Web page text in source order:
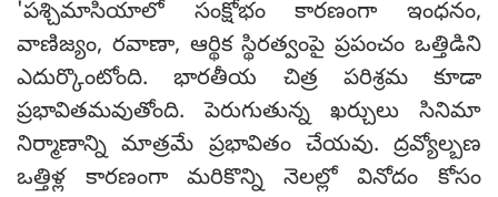
'పశ్చిమాసియాలో సంక్షోభం కారణంగా ఇంధనం,
వాణిజ్యం, రవాణా, ఆర్థిక స్థిరత్వంపై ప్రపంచం ఒత్తిడిని
ఎదుర్కొంటోంది. భారతీయ చిత్ర పరిశ్రమ కూడా
ప్రభావితమవుతోంది. పెరుగుతున్న ఖర్చులు సినిమా
నిర్మాణాన్ని మాత్రమే ప్రభావితం చేయవు. ద్రవ్యోల్బణ
ఒత్తిళ్ల కారణంగా మరికొన్ని నెలల్లో వినోదం కోసం